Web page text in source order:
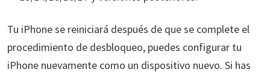
Tu iPhone se reiniciará después de que se complete el
procedimiento de desbloqueo, puedes configurar tu
iPhone nuevamente como un dispositivo nuevo. Si has